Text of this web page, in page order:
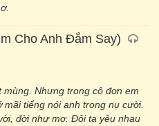
Cho Anh Đắm Say)
Nhưng trong cô đơn em
tiếng nói anh trong nụ cười.
đời như mơ. Đôi ta yêu nhau